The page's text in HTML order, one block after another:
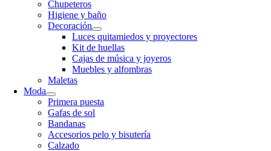
Chupeteros
Higiene y baño
Decoración
Luces quitamiedos y proyectores
Kit de huellas
Cajas de música y joyeros
Muebles y alfombras
Maletas
Moda
Primera puesta
Gafas de sol
Bandanas
Accesorios pelo y bisutería
Calzado